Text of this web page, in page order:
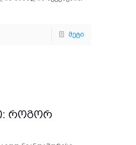
მეტი
როგორ